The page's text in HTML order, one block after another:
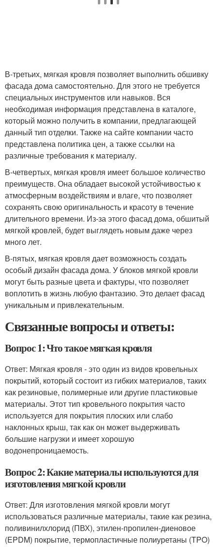
В-третьих, мягкая кровля позволяет выполнить обшивку
фасада дома самостоятельно. Для этого не требуется
специальных инструментов или навыков. Вся
необходимая информация представлена в каталоге,
который можно получить в компании, предлагающей
данный тип отделки. Также на сайте компании часто
представлена политика цен, а также ссылки на
различные требования к материалу.
В-четвертых, мягкая кровля имеет большое количество
преимуществ. Она обладает высокой устойчивостью к
атмосферным воздействиям и влаге, что позволяет
сохранять свою оригинальность и красоту в течение
длительного времени. Из-за этого фасад дома, обшитый
мягкой кровлей, будет выглядеть новым даже через
много лет.
В-пятых, мягкая кровля дает возможность создать
особый дизайн фасада дома. У блоков мягкой кровли
могут быть разные цвета и фактуры, что позволяет
воплотить в жизнь любую фантазию. Это делает фасад
уникальным и привлекательным.
Связанные вопросы и ответы:
Вопрос 1: Что такое мягкая кровля
Ответ: Мягкая кровля - это один из видов кровельных
покрытий, который состоит из гибких материалов, таких
как резиновые, полимерные или другие пластиковые
материалы. Этот тип кровельного покрытия часто
используется для покрытия плоских или слабо
наклонных крыш, так как он может выдерживать
большие нагрузки и имеет хорошую
водонепроницаемость.
Вопрос 2: Какие материалы используются для
изготовления мягкой кровли
Ответ: Для изготовления мягкой кровли могут
использоваться различные материалы, такие как резина,
поливинилхлорид (ПВХ), этилен-пропилен-диеновое
(EPDM) покрытие, термопластичные полиуретаны (TPO)